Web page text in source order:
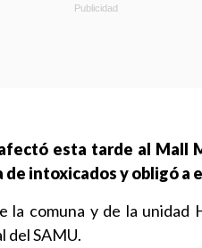
esta tarde al Mall
intoxicados y obligó a
la comuna y de la unidad
del SAMU.